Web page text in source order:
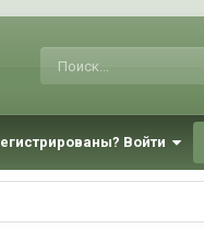
Войти